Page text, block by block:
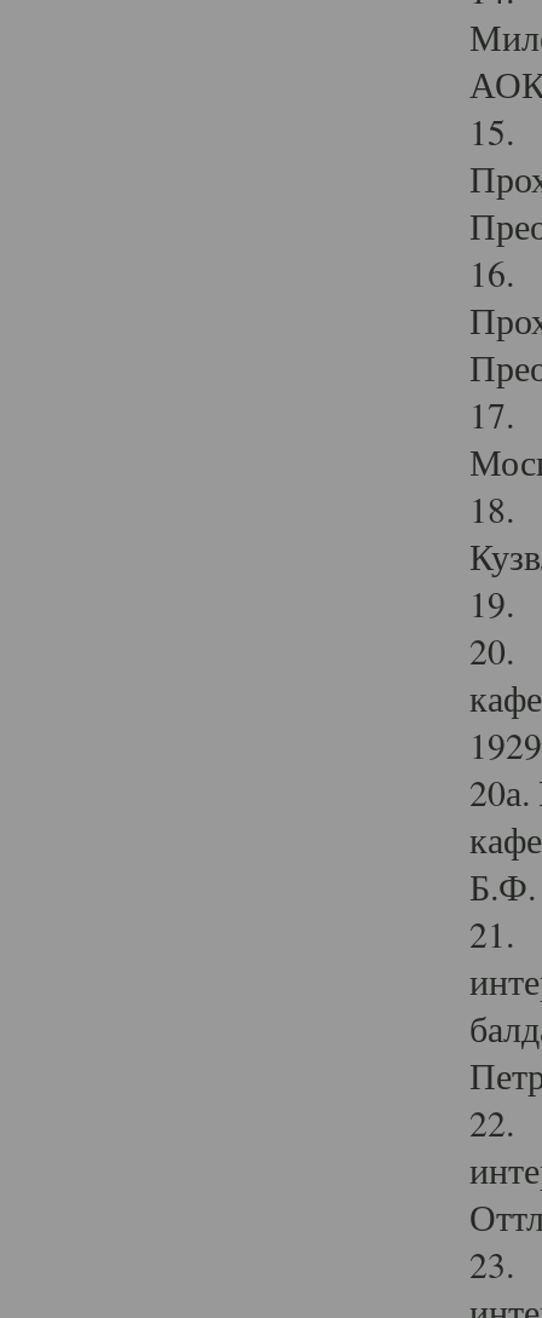
15.
16.
17.
18.
19.
20.
Б.Ф.
21.
22.
23.